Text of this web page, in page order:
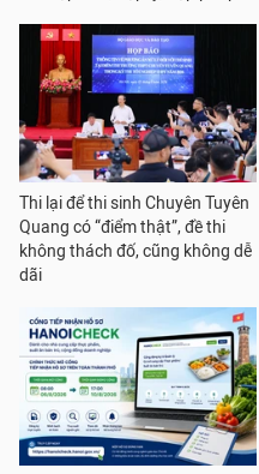
Thi lại để thi sinh Chuyên Tuyên
Quang có “điểm thật”, đề thi
không thách đố, cũng không dễ
dãi